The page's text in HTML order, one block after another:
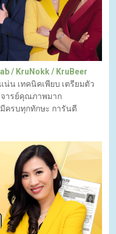
/ KruNokk / KruBeer
น่น เทคนิคเพียบ เตรียมตัว
ารย์คุณภาพมาก
ครบทุกทักษะ การันตี